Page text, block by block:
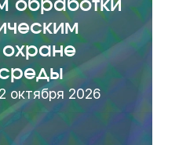
обработки
охране
октября 2026